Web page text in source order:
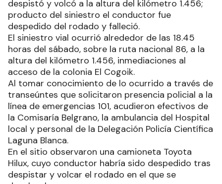
despistó y volcó a la altura del kilómetro 1.456;
producto del siniestro el conductor fue
despedido del rodado y falleció.
El siniestro vial ocurrió alrededor de las 18.45
horas del sábado, sobre la ruta nacional 86, a la
altura del kilómetro 1.456, inmediaciones al
acceso de la colonia El Cogoik.
Al tomar conocimiento de lo ocurrido a través de
transeúntes que solicitaron presencia policial a la
línea de emergencias 101, acudieron efectivos de
la Comisaría Belgrano, la ambulancia del Hospital
local y personal de la Delegación Policía Científica
Laguna Blanca.
En el sitio observaron una camioneta Toyota
Hilux, cuyo conductor habría sido despedido tras
despistar y volcar el rodado en el que se